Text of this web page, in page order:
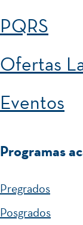
PQRS
Ofertas
Eventos
Programas
Pregrados
Posgrados